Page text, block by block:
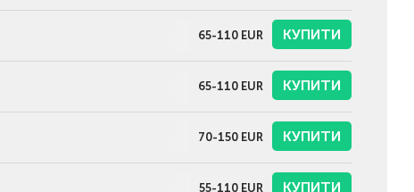
65-110 EUR КУПИТИ
65-110 EUR КУПИТИ
70-150 EUR КУПИТИ
55-110 EUR КУПИТИ